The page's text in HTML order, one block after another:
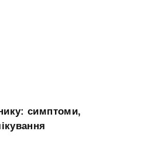
симптоми,